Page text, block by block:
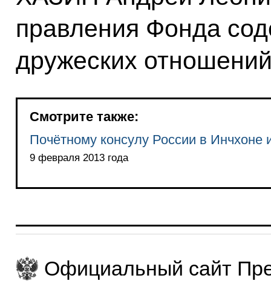
правления Фонда
дружеских
Смотрите также:
Почётному консулу России в
9 февраля 2013 года
Официальный сайт